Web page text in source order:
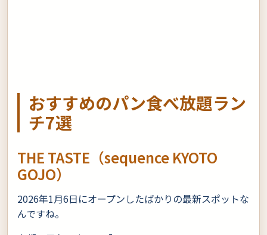
おすすめのパン食べ放題ラン
チ7選
THE TASTE（sequence KYOTO
GOJO）
2026年1月6日にオープンしたばかりの最新スポットな
んですね。